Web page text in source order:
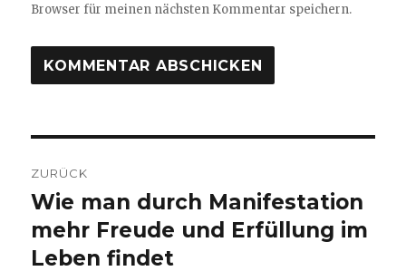
Browser für meinen nächsten Kommentar speichern.
ZURÜCK
Vorheriger
Beitrag:
Wie man durch Manifestation
mehr Freude und Erfüllung im
Leben findet